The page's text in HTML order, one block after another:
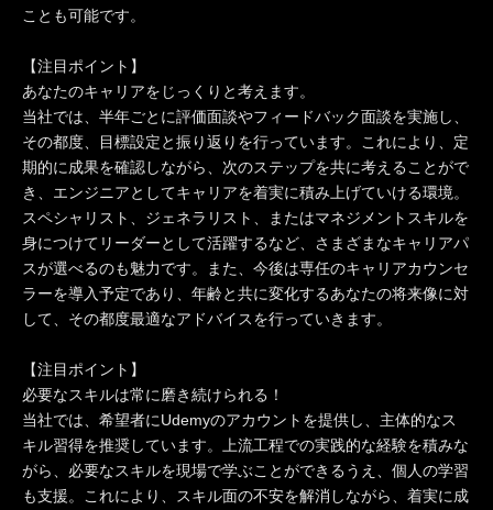
ことも可能です。
【注目ポイント】
あなたのキャリアをじっくりと考えます。
当社では、半年ごとに評価面談やフィードバック面談を実施し、
その都度、目標設定と振り返りを行っています。これにより、定
期的に成果を確認しながら、次のステップを共に考えることがで
き、エンジニアとしてキャリアを着実に積み上げていける環境。
スペシャリスト、ジェネラリスト、またはマネジメントスキルを
身につけてリーダーとして活躍するなど、さまざまなキャリアパ
スが選べるのも魅力です。また、今後は専任のキャリアカウンセ
ラーを導入予定であり、年齢と共に変化するあなたの将来像に対
して、その都度最適なアドバイスを行っていきます。
【注目ポイント】
必要なスキルは常に磨き続けられる！
当社では、希望者にUdemyのアカウントを提供し、主体的なス
キル習得を推奨しています。上流工程での実践的な経験を積みな
がら、必要なスキルを現場で学ぶことができるうえ、個人の学習
も支援。これにより、スキル面の不安を解消しながら、着実に成